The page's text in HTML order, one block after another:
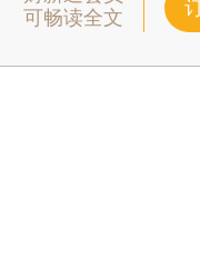
可畅读全文